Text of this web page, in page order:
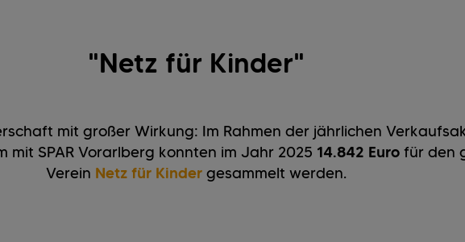
"Netz für Kinder"
mit großer Wirkung: Im Rahmen der jährlichen
mit SPAR Vorarlberg konnten im Jahr 2025 14.842 Euro für den
Verein Netz für Kindergesammelt werden.